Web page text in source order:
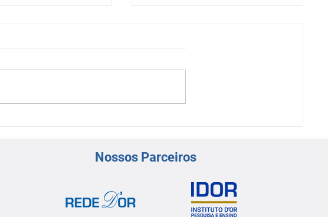
de Cardiologia da Rede D’Or
Nossos Parceiros